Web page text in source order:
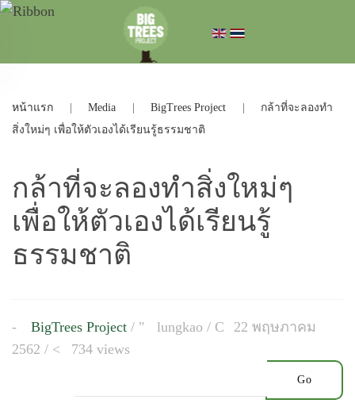
หน้าแรก Media BigTrees Project
กล้าที่จะลองทำ
สิ่งใหม่ๆ เพื่อให้ตัวเองได้เรียนรู้ธรรมชาติ
กล้าที่จะลองทำสิ่งใหม่ๆ
เพื่อให้ตัวเองได้เรียนรู้
ธรรมชาติ
BigTrees Project/ lungkao /
22 พฤษภาคม
2562 /
734 views
Go